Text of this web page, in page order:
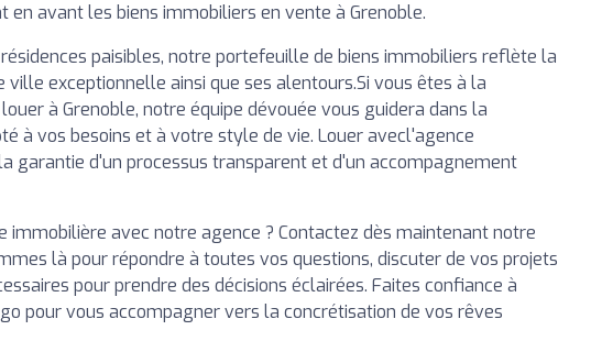
en avant les biens immobiliers en vente à Grenoble.
paisibles, notre portefeuille de biens immobiliers reflète la
exceptionnelle ainsi que ses alentours.Si vous êtes à la
à Grenoble, notre équipe dévouée vous guidera dans la
à vos besoins et à votre style de vie. Louer avecl'agence
garantie d'un processus transparent et d'un accompagnement
avec notre agence ? Contactez dès maintenant notre
là pour répondre à toutes vos questions, discuter de vos projets
pour prendre des décisions éclairées. Faites confiance à
pour vous accompagner vers la concrétisation de vos rêves